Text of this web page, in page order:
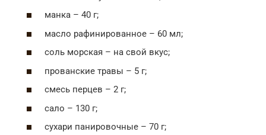
манка – 40 г;
масло рафинированное – 60 мл;
соль морская – на свой вкус;
прованские травы – 5 г;
смесь перцев – 2 г;
сало – 130 г;
сухари панировочные – 70 г;